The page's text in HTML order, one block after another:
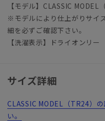
【モデル】CLASSIC MODEL
※モデルにより仕上がりサイ
細を必ずご確認下さい。
【洗濯表示】ドライオンリー
サイズ詳細
CLASSIC MODEL（TR24）
い。